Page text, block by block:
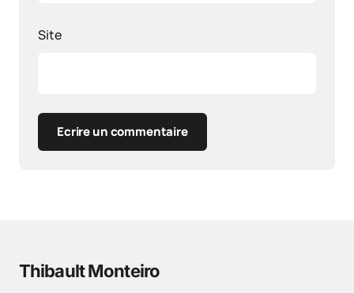
Site
Ecrire un commentaire
Thibault Monteiro